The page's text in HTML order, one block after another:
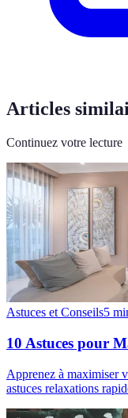
Articles
Continuez votre lecture
Astuces et Conseils5
10 Astuces pour
Apprenez à maximiser
astuces relaxations